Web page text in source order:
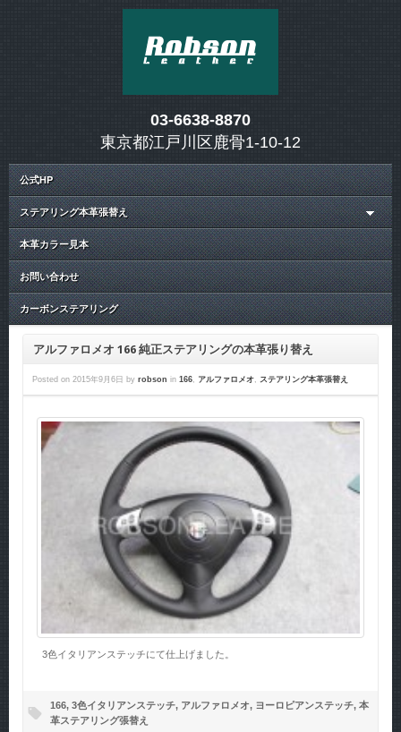
03-6638-8870
東京都江戸川区鹿骨1-10-12
公式HP
ステアリング本革張替え
本革カラー見本
お問い合わせ
カーボンステアリング
アルファロメオ 166 純正ステアリングの本革張り替え
Posted on 2015年9月6日 by robson in 166, アルファロメオ, ステアリング本革張替え
3色イタリアンステッチにて仕上げました。
166, 3色イタリアンステッチ, アルファロメオ, ヨーロピアンステッチ, 本
革ステアリング張替え